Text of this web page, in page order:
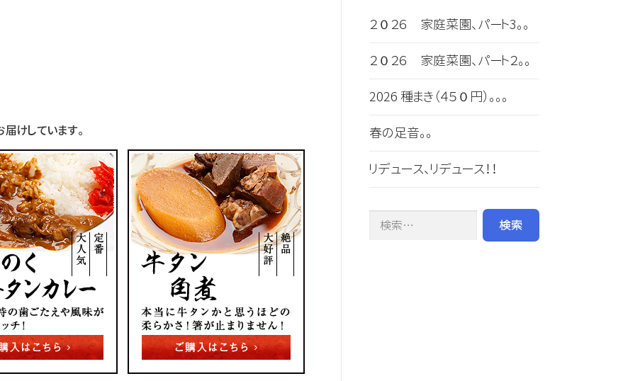
けしています。
２０２６ 家庭菜園、パート3。。
２０２６ 家庭菜園、パート２。。
2026 種まき（４５０円）。。。
春の足音。。
リデュース、リデュース！！